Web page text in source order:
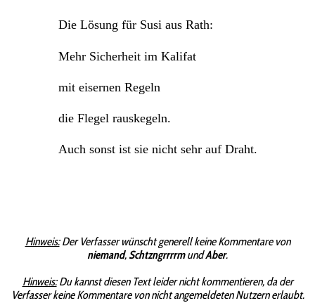
Die Lösung für Susi aus Rath:
Mehr Sicherheit im Kalifat
mit eisernen Regeln
die Flegel rauskegeln.
Auch sonst ist sie nicht sehr auf Draht.
Hinweis:Der Verfasser wünscht generell keine Kommentare von
niemand, SchtzngrrrrmundAber.
Hinweis:Du kannst diesen Text leider nicht kommentieren, da der
Verfasser keine Kommentare von nicht angemeldeten Nutzern erlaubt.